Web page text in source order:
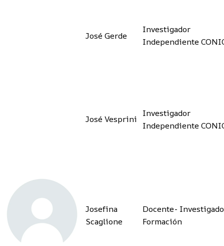
José Gerde
Investigador
Independiente
José Vesprini
Investigador
Independiente
Josefina
Scaglione
Docente-
Formación